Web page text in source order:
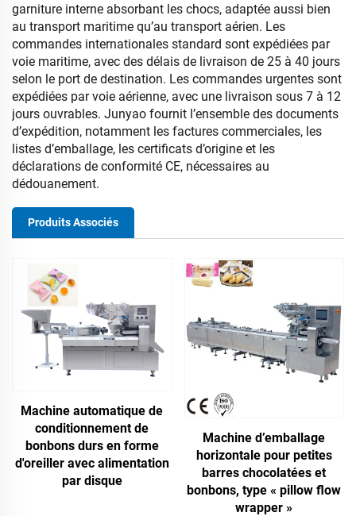
garniture interne absorbant les chocs, adaptée aussi bien
au transport maritime qu’au transport aérien. Les
commandes internationales standard sont expédiées par
voie maritime, avec des délais de livraison de 25 à 40 jours
selon le port de destination. Les commandes urgentes sont
expédiées par voie aérienne, avec une livraison sous 7 à 12
jours ouvrables. Junyao fournit l’ensemble des documents
d’expédition, notamment les factures commerciales, les
listes d’emballage, les certificats d’origine et les
déclarations de conformité CE, nécessaires au
dédouanement.
Produits Associés
Machine automatique de
conditionnement de
bonbons durs en forme
d'oreiller avec alimentation
par disque
Machine d’emballage
horizontale pour petites
barres chocolatées et
bonbons, type « pillow flow
wrapper »